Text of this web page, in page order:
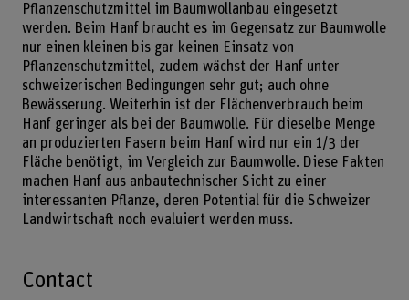
Pflanzenschutzmittel im Baumwollanbau eingesetzt
werden. Beim Hanf braucht es im Gegensatz zur Baumwolle
nur einen kleinen bis gar keinen Einsatz von
Pflanzenschutzmittel, zudem wächst der Hanf unter
schweizerischen Bedingungen sehr gut; auch ohne
Bewässerung. Weiterhin ist der Flächenverbrauch beim
Hanf geringer als bei der Baumwolle. Für dieselbe Menge
an produzierten Fasern beim Hanf wird nur ein 1/3 der
Fläche benötigt, im Vergleich zur Baumwolle. Diese Fakten
machen Hanf aus anbautechnischer Sicht zu einer
interessanten Pflanze, deren Potential für die Schweizer
Landwirtschaft noch evaluiert werden muss.
Contact